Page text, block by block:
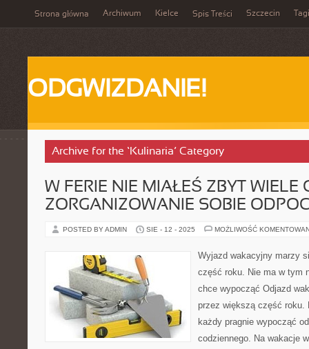
Strona główna Archiwum Kielce Spis Treści Szczecin Tagi
ODGWIZDANIE!
Archive for the ‘Kulinaria’ Category
W FERIE NIE MIAŁEŚ ZBYT WIELE
ZORGANIZOWANIE SOBIE
POSTED BY ADMIN SIE - 12 - 2025 MOŻLIWOŚĆ
Wyjazd wakacyjny marzy
część roku. Nie ma w tym
chce wypocząć Odjazd
przez większą część roku.
każdy pragnie wypocząć
codziennego. Na wakacje